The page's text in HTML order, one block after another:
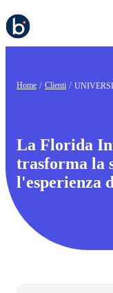
Home Clienti
La Florida
trasforma la
l'esperienza